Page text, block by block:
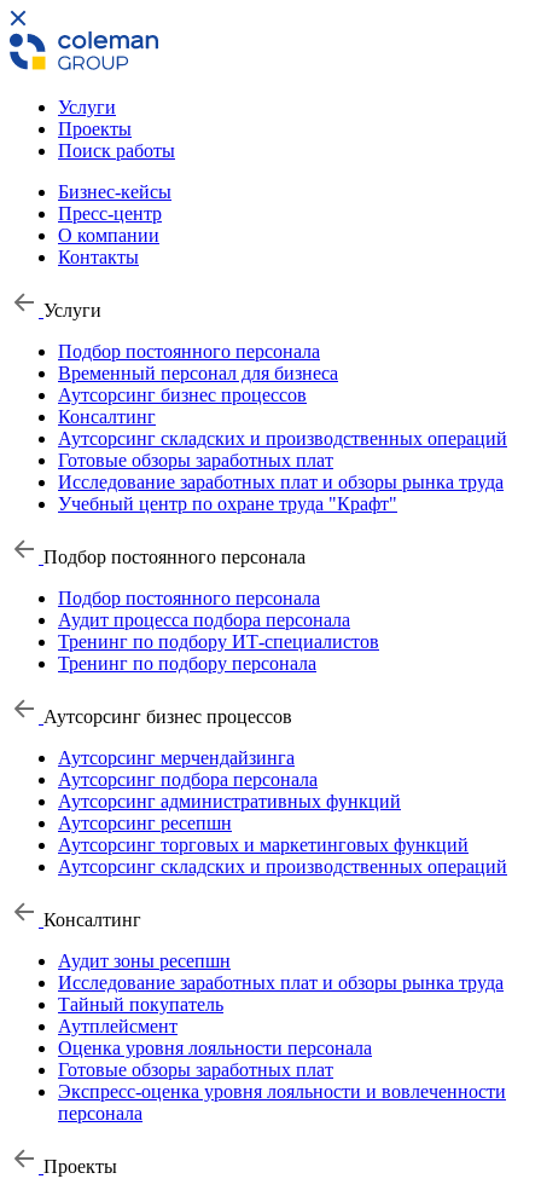
Услуги
Проекты
Поиск работы
Бизнес-кейсы
Пресс-центр
О компании
Контакты
Услуги
Подбор постоянного персонала
Временный персонал для бизнеса
Аутсорсинг бизнес процессов
Консалтинг
Аутсорсинг складских и производственных операций
Готовые обзоры заработных плат
Исследование заработных плат и обзоры рынка труда
Учебный центр по охране труда "Крафт"
Подбор постоянного персонала
Подбор постоянного персонала
Аудит процесса подбора персонала
Тренинг по подбору ИТ-специалистов
Тренинг по подбору персонала
Аутсорсинг бизнес процессов
Аутсорсинг мерчендайзинга
Аутсорсинг подбора персонала
Аутсорсинг административных функций
Аутсорсинг ресепшн
Аутсорсинг торговых и маркетинговых функций
Аутсорсинг складских и производственных операций
Консалтинг
Аудит зоны ресепшн
Исследование заработных плат и обзоры рынка труда
Тайный покупатель
Аутплейсмент
Оценка уровня лояльности персонала
Готовые обзоры заработных плат
Экспресс-оценка уровня лояльности и вовлеченности
персонала
Проекты